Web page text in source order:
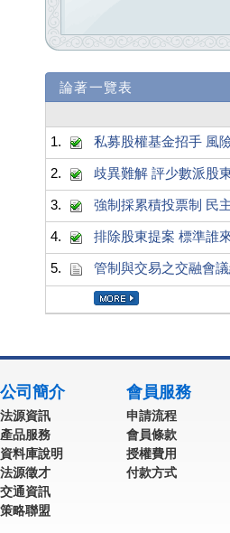
論著一覽表
1.
私募股權基金招手 風
2. 歧異難解 評少數派股
3. 強制採累積投票制 民
4. 排除股東提案 標準誰
5. 管制與交易之交融會
公司簡介
法源資訊
產品服務
資料庫說明
法源徵才
交通資訊
策略聯盟
會員服務
申請流程
會員條款
授權費用
付款方式